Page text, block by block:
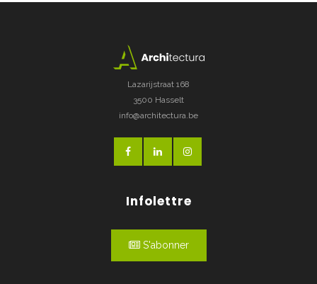
Lazarijstraat 168
3500 Hasselt
info@architectura.be
Infolettre
S'abonner